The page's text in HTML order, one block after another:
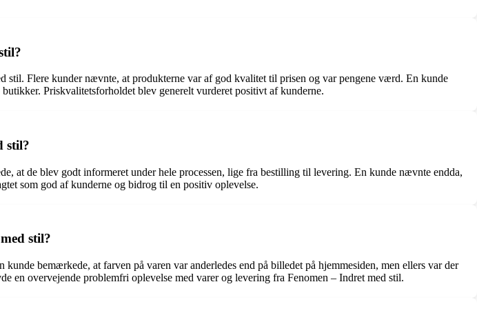
Flere kunder nævnte, at produkterne var af god kvalitet til prisen og var pengene værd. En kunde
Priskvalitetsforholdet blev generelt vurderet positivt af kunderne.
stil?
at de blev godt informeret under hele processen, lige fra bestilling til levering. En kunde nævnte endda,
som god af kunderne og bidrog til en positiv oplevelse.
stil?
bemærkede, at farven på varen var anderledes end på billedet på hjemmesiden, men ellers var der
en overvejende problemfri oplevelse med varer og levering fra Fenomen – Indret med stil.